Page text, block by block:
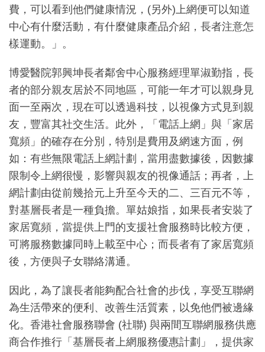
費，可以看到他們健康情況，(另外)上網便可以知道
中心有什麼活動，有什麼健康產品介紹，長者注意怎
樣運動。」。
博愛醫院郭興坤長者鄰舍中心服務經理單淑勤指，長
者的部分親友居於不同地區，可能一年才可以親身見
面一至兩次，現在可以透過科技，以視像方式見到親
友，豐富其社交生活。此外，「電話上網」與「家居
寬頻」的確存在分別，特別是費用及網速方面，例
如：有些無限電話上網計劃，當用盡數據後，因數據
限制令上網很慢，影響與親友的視像通話；再者，上
網計劃由從前幾拾元上升至今天的二、三百元不等，
對基層長者是一種負擔。單姑娘指，如果長者安裝了
家居寬頻，當提供上門的支援社會服務時比較方便，
可將服務數據同時上載至中心；而長者有了家居寬頻
後，方便與子女聯絡溝通。
因此，為了讓長者能夠配合社會的步伐，享受互聯網
為生活帶來的便利、改善生活質素，以免他們被邊緣
化。香港社會服務聯會 (社聯) 與兩間互聯網服務供應
商合作推行「基層長者上網服務優惠計劃」，提供家